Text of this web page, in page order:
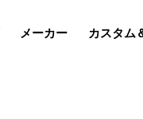
メーカー カスタム